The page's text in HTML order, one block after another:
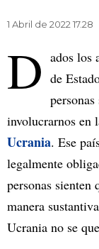
1 Abril de 2022 17.28
D ados los
de
involucrarnos en
Ucrania. Ese
legalmente
personas sienten
manera
Ucrania no se